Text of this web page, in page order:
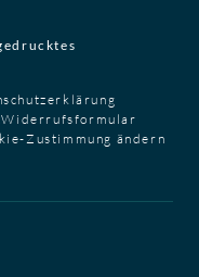
Widerrufsformular
Zustimmung ändern